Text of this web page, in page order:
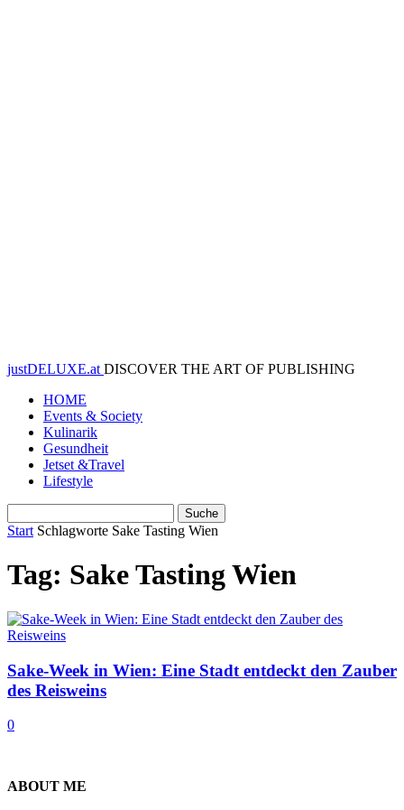
justDELUXE.at DISCOVER THE ART OF PUBLISHING
HOME
Events & Society
Kulinarik
Gesundheit
Jetset &Travel
Lifestyle
Start Schlagworte Sake Tasting Wien
Tag: Sake Tasting Wien
Sake-Week in Wien: Eine Stadt entdeckt den Zauber
des Reisweins
0
ABOUT ME